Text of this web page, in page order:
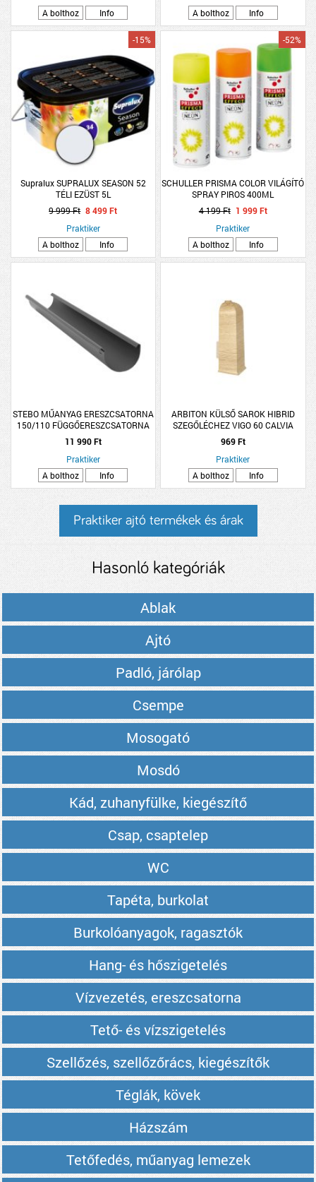
A bolthoz
Info
A bolthoz
Info
Supralux SUPRALUX SEASON 52
TÉLI EZÜST 5L
-15%
9 999 Ft 8 499 Ft
Praktiker
A bolthoz
Info
SCHULLER PRISMA COLOR VILÁGÍTÓ
SPRAY PIROS 400ML
-52%
4 199 Ft 1 999 Ft
Praktiker
A bolthoz
Info
STEBO MŰANYAG ERESZCSATORNA
150/110 FÜGGŐERESZCSATORNA
3M ANTRACIT
11 990 Ft
Praktiker
A bolthoz
Info
ARBITON KÜLSŐ SAROK HIBRID
SZEGŐLÉCHEZ VIGO 60 CALVIA
TÖLGY 2DB/CSOMAG
969 Ft
Praktiker
A bolthoz
Info
Praktiker ajtó termékek és árak
Hasonló kategóriák
Ablak
Ajtó
Padló, járólap
Csempe
Mosogató
Mosdó
Kád, zuhanyfülke, kiegészítő
Csap, csaptelep
WC
Tapéta, burkolat
Burkolóanyagok, ragasztók
Hang- és hőszigetelés
Vízvezetés, ereszcsatorna
Tető- és vízszigetelés
Szellőzés, szellőzőrács, kiegészítők
Téglák, kövek
Házszám
Tetőfedés, műanyag lemezek